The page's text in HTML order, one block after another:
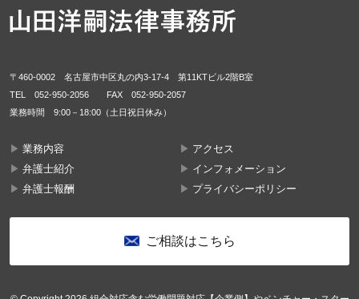
〒460-0002 名古屋市中区丸の内3-17-4 第11KTビル2階B室
TEL 052-950-2056 FAX 052-950-2057
業務時間 9:00－18:00（土日祝日休み）
業務内容
アクセス
弁護士紹介
インフォメーション
弁護士報酬
プライバシーポリシー
ご相談はこちら